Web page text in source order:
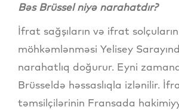
Bəs Brüssel niyə narahatdır?
İfrat sağşıların və ifrat
möhkəmlənməsi Yelisey
narahatlıq doğurur. Eyni
Brüsseldə həssaslıqla izlənilir.
təmsilçilərinin Fransada